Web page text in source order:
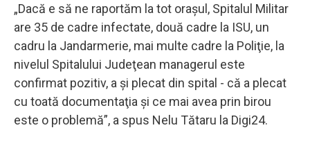
„Dacă e să ne raportăm la tot oraşul, Spitalul Militar
are 35 de cadre infectate, două cadre la ISU, un
cadru la Jandarmerie, mai multe cadre la Poliţie, la
nivelul Spitalului Judeţean managerul este
confirmat pozitiv, a şi plecat din spital - că a plecat
cu toată documentaţia şi ce mai avea prin birou
este o problemă”, a spus Nelu Tătaru la Digi24.